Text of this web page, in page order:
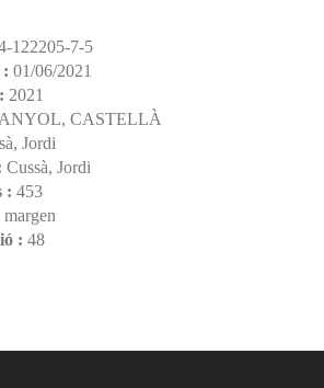
122205-7-5
: 01/06/2021
2021
CASTELLÀ
Jordi
Cussà, Jordi
: 453
margen
: 48